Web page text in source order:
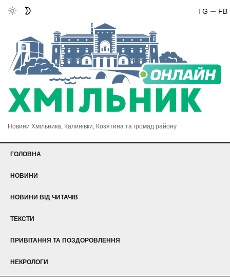
FB
TG
Новини Хмільника, Калинівки, Козятина та громад району
ГОЛОВНА
НОВИНИ
НОВИНИ ВІД ЧИТАЧІВ
ТЕКСТИ
ПРИВІТАННЯ ТА ПОЗДОРОВЛЕННЯ
НЕКРОЛОГИ